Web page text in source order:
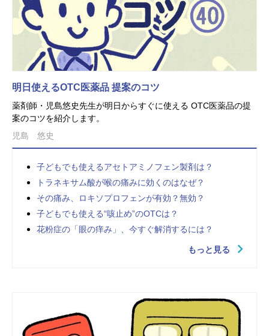
明日使えるOTC医薬品 提案のコツ
薬剤師・児島悠史先生が明日からすぐに使える OTC医薬品の提
案のコツを紹介します。
児島 悠史
子どもでも使えるアセトアミノフェン製剤は？
トラネキサム酸が喉の痛みに効くのはなぜ？
その痛み、ロキソプロフェンが有効？無効？
子どもでも使える“咳止め”のOTCは？
花粉症の「眼の痒み」、今すぐ解消するには？
もっと見る